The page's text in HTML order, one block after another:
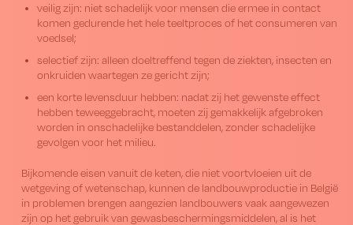
veilig zijn: niet schadelijk voor mensen die ermee in contact
komen gedurende het hele teeltproces of het consumeren van
voedsel;
selectief zijn: alleen doeltreffend tegen de ziekten, insecten en
onkruiden waartegen ze gericht zijn;
een korte levensduur hebben: nadat zij het gewenste effect
hebben teweeggebracht, moeten zij gemakkelijk afgebroken
worden in onschadelijke bestanddelen, zonder schadelijke
gevolgen voor het milieu.
Bijkomende eisen vanuit de keten, die niet voortvloeien uit de
wetgeving of wetenschap, kunnen de landbouwproductie in België
in problemen brengen aangezien landbouwers vaak aangewezen
zijn op het gebruik van gewasbeschermingsmiddelen, al is het